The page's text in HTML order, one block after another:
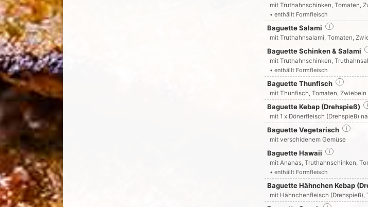
mit Truthahnschinken, Tomaten,
• enthällt Formfleisch
Baguette Salami i
mit Truthahnsalami, Tomaten,
Baguette Schinken & Salami
mit Truthahnschinken,
• enthällt Formfleisch
Baguette Thunfisch i
mit Thunfisch, Tomaten,
Baguette Kebap (Drehspieß) i
mit 1 x Dönerfleisch (Drehspieß)
Baguette Vegetarisch i
mit verschidenem Gemüse
Baguette Hawaii i
mit Ananas, Truthahnschinken,
• enthällt Formfleisch
Baguette Hähnchen Kebap
mit Hähnchenfleisch (Drehspieß),